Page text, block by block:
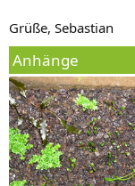
Grüße, Sebastian
Anhänge